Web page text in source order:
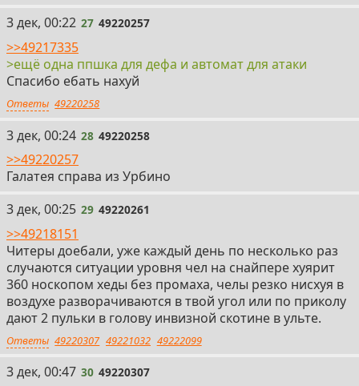
27
3 дек, 00:22 27 49220257
>>49217335
>ещё одна ппшка для дефа и автомат для атаки
Спасибо ебать нахуй
Ответы 49220258
28
3 дек, 00:24 28 49220258
>>49220257
Галатея справа из Урбино
29
3 дек, 00:25 29 49220261
>>49218151
Читеры доебали, уже каждый день по несколько раз
случаются ситуации уровня чел на снайпере хуярит
360 носкопом хеды без промаха, челы резко нисхуя в
воздухе разворачиваются в твой угол или по приколу
дают 2 пульки в голову инвизной скотине в ульте.
Ответы 49220307 49221032 49222099
30
3 дек, 00:47 30 49220307